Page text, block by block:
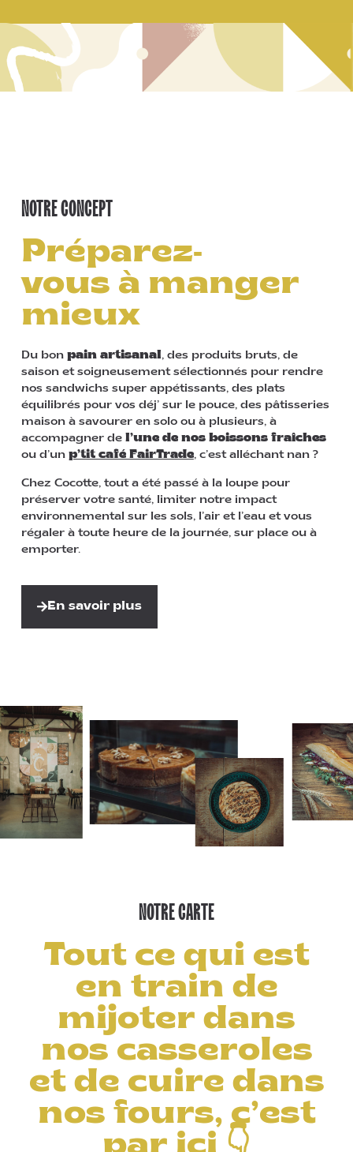
NOTRE CONCEPT
Préparez-
vous à manger
mieux
Du bon pain artisanal, des produits bruts, de
saison et soigneusement sélectionnés pour rendre
nos sandwichs super appétissants, des plats
équilibrés pour vos déj’ sur le pouce, des pâtisseries
maison à savourer en solo ou à plusieurs, à
accompagner de l’une de nos boissons fraîches
ou d’un p’tit café FairTrade, c’est alléchant nan ?
Chez Cocotte, tout a été passé à la loupe pour
préserver votre santé, limiter notre impact
environnemental sur les sols, l’air et l’eau et vous
régaler à toute heure de la journée, sur place ou à
emporter.
En savoir plus
NOTRE CARTE
Tout ce qui est
en train de
mijoter dans
nos casseroles
et de cuire dans
nos fours, c’est